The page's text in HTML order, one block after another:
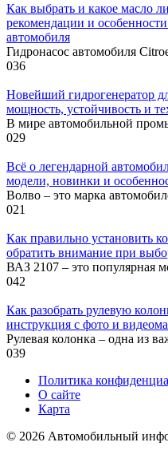
Как выбрать и какое масло
рекомендации и
автомобиля
Гидронасос автомобиля
036
Новейший гидрогенератор
мощность, устойчивость и
В мире автомобильной
029
Всё о легендарной
модели, новинки и
Волво – это марка
021
Как правильно установить
обратить внимание при
ВАЗ 2107 – это популярная
042
Как разобрать рулевую
инструкция с фото и
Рулевая колонка – одна из
039
Политика
О сайте
Карта
© 2026 Автомобильный